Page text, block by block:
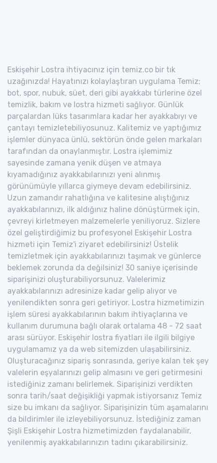
Eskişehir Lostra ihtiyacınız için temiz.co bir tık
uzağınızda! Hayatınızı kolaylaştıran uygulama Temiz;
bot, spor, nubuk, süet, deri gibi ayakkabı türlerine özel
temizlik, bakım ve lostra hizmeti sağlıyor. Günlük
parçalardan lüks tasarımlara kadar her ayakkabıyı ve
çantayı temizletebiliyosunuz. Kalitemiz ve yaptığımız
işlemler dünyaca ünlü, sektörün önde gelen markaları
tarafından da onaylanmıştır. Lostra işlemimiz
sayesinde zamana yenik düşen ve atmaya
kıyamadığınız ayakkabılarınızı yeni alınmış
görünümüyle yıllarca giymeye devam edebilirsiniz.
Uzun zamandır rahatlığına ve kalitesine alıştığınız
ayakkabılarınızı, ilk aldığınız haline dönüştürmek için,
çevreyi kirletmeyen malzemelerle yeniliyoruz. Sizlere
özel geliştirdiğimiz bu profesyonel Eskişehir Lostra
hizmeti için Temiz'i ziyaret edebilirsiniz! Üstelik
temizletmek için ayakkabılarınızı taşımak ve günlerce
beklemek zorunda da değilsiniz! 30 saniye içerisinde
siparişinizi oluşturabiliyorsunuz. Valelerimiz
ayakkabılarınızı adresinize kadar gelip alıyor ve
yenilendikten sonra geri getiriyor. Lostra hizmetimizin
işlem süresi ayakkabılarının bakım ihtiyaçlarına ve
kullanım durumuna bağlı olarak ortalama 48 - 72 saat
arası sürüyor. Eskişehir lostra fiyatları ile ilgili bilgiye
uygulamamız ya da web sitemizden ulaşabilirsiniz.
Oluşturacağınız sipariş sonrasında, geriye kalan tek şey
valelerin eşyalarınızı gelip almasını ve geri getirmesini
istediğiniz zamanı belirlemek. Siparişinizi verdikten
sonra tarih/saat değişikliği yapmak istiyorsanız Temiz
size bu imkanı da sağlıyor. Siparişinizin tüm aşamalarını
da bildirimler ile izleyebiliyorsunuz. İstediğiniz zaman
Şişli Eskişehir Lostra hizmetimizden faydalanabilir,
yenilenmiş ayakkabılarınızın tadını çıkarabilirsiniz.